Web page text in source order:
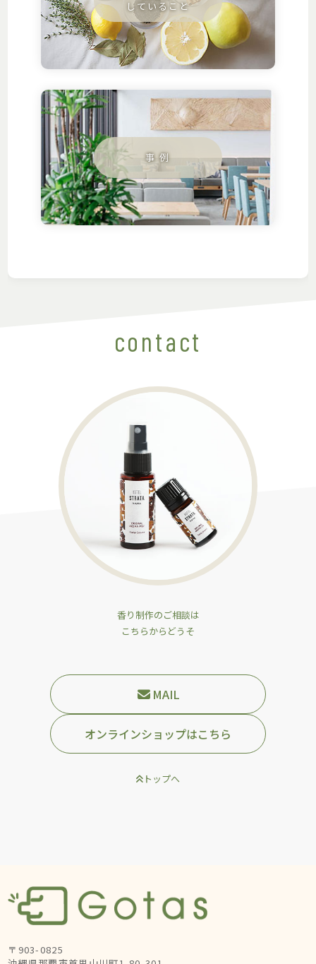
contact
香り制作のご相談は
こちらからどうそ
MAIL
オンラインショップはこちら
トップへ
〒903-0825